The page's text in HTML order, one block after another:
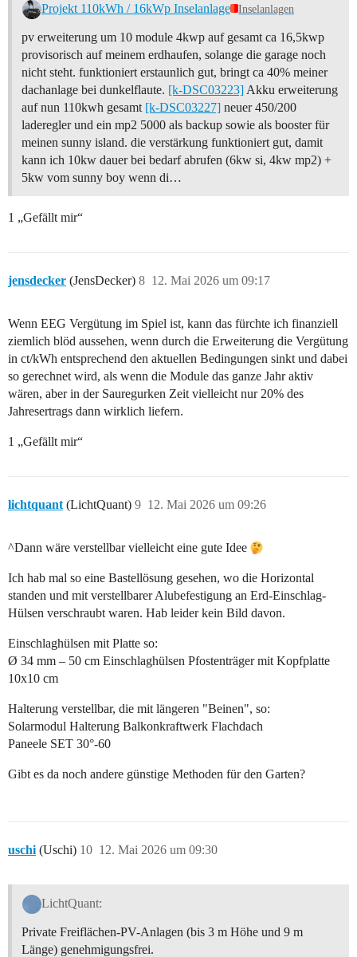
Projekt 110kWh / 16kWp Inselanlage Inselanlagen
pv erweiterung um 10 module 4kwp auf gesamt ca 16,5kwp
provisorisch auf meinem erdhaufen, solange die garage noch
nicht steht. funktioniert erstaunlich gut, bringt ca 40% meiner
dachanlage bei dunkelflaute. [k-DSC03223] Akku erweiterung
auf nun 110kwh gesamt [k-DSC03227] neuer 450/200
laderegler und ein mp2 5000 als backup sowie als booster für
meinen sunny island. die verstärkung funktioniert gut, damit
kann ich 10kw dauer bei bedarf abrufen (6kw si, 4kw mp2) +
5kw vom sunny boy wenn di…
1 „Gefällt mir“
jensdecker (JensDecker) 12. Mai 2026 um 09:17
8
Wenn EEG Vergütung im Spiel ist, kann das fürchte ich finanziell
ziemlich blöd aussehen, wenn durch die Erweiterung die Vergütung
in ct/kWh entsprechend den aktuellen Bedingungen sinkt und dabei
so gerechnet wird, als wenn die Module das ganze Jahr aktiv
wären, aber in der Sauregurken Zeit vielleicht nur 20% des
Jahresertrags dann wirklich liefern.
1 „Gefällt mir“
lichtquant (LichtQuant) 12. Mai 2026 um 09:26
9
^Dann wäre verstellbar vielleicht eine gute Idee
Ich hab mal so eine Bastellösung gesehen, wo die Horizontal
standen und mit verstellbarer Alubefestigung an Erd-Einschlag-
Hülsen verschraubt waren. Hab leider kein Bild davon.
Einschlaghülsen mit Platte so:
Ø 34 mm – 50 cm Einschlaghülsen Pfostenträger mit Kopfplatte
10x10 cm
Halterung verstellbar, die mit längeren "Beinen", so:
Solarmodul Halterung Balkonkraftwerk Flachdach
Paneele SET 30°-60
Gibt es da noch andere günstige Methoden für den Garten?
uschi (Uschi) 12. Mai 2026 um 09:30
10
LichtQuant:
Private Freiflächen-PV-Anlagen (bis 3 m Höhe und 9 m
Länge) genehmigungsfrei.